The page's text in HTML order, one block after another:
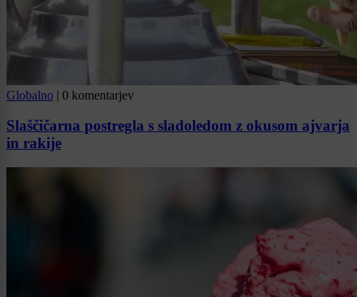
Globalno | 0 komentarjev
Slaščičarna postregla s sladoledom z okusom ajvarja
in rakije